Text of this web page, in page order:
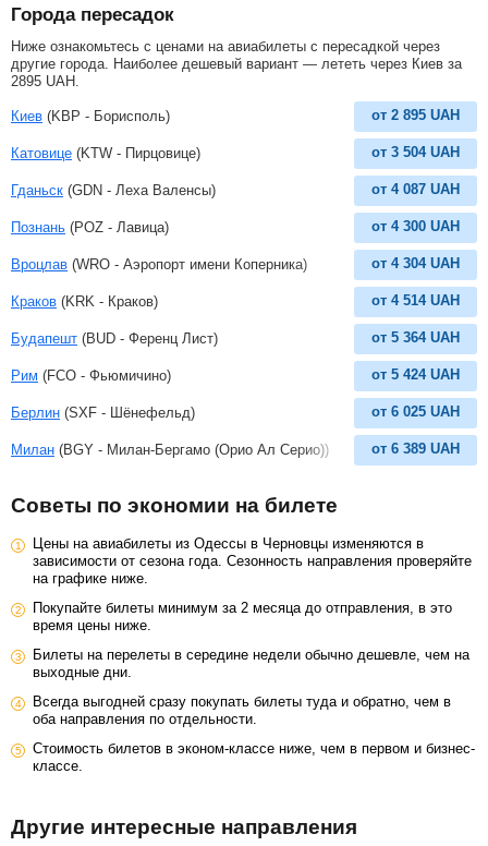
Города пересадок
Ниже ознакомьтесь с ценами на авиабилеты с пересадкой через
другие города. Наиболее дешевый вариант — лететь через Киев за
2895 UAH
Киев (KBP - Борисполь) от 2 895 UAH
Катовице (KTW - Пирцовице) от 3 504 UAH
Гданьск (GDN - Леха Валенсы) от 4 087 UAH
Познань (POZ - Лавица) от 4 300 UAH
Вроцлав (WRO - Аэропорт имени Коперника) от 4 304 UAH
Краков (KRK - Краков) от 4 514 UAH
Будапешт (BUD - Ференц Лист) от 5 364 UAH
Рим (FCO - Фьюмичино) от 5 424 UAH
Берлин (SXF - Шёнефельд) от 6 025 UAH
Милан (BGY - Милан-Бергамо (Орио Ал Серио)) от 6 389 UAH
Советы по экономии на билете
Цены на авиабилеты из Одессы в Черновцы изменяются в
зависимости от сезона года. Сезонность направления проверяйте
на графике ниже.
Покупайте билеты минимум за 2 месяца до отправления, в это
время цены ниже.
Билеты на перелеты в середине недели обычно дешевле, чем на
выходные дни.
Всегда выгодней сразу покупать билеты туда и обратно, чем в
оба направления по отдельности.
Стоимость билетов в эконом-классе ниже, чем в первом и бизнес-
классе.
Другие интересные направления